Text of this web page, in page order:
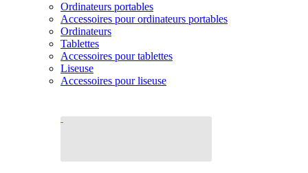
Ordinateurs portables
Accessoires pour ordinateurs portables
Ordinateurs
Tablettes
Accessoires pour tablettes
Liseuse
Accessoires pour liseuse